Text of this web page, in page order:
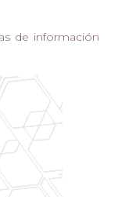
de información